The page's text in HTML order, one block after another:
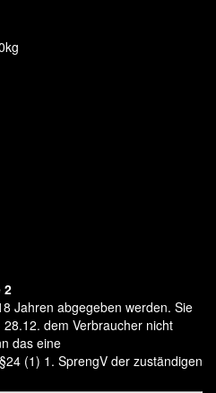
2
Jahren abgegeben werden. Sie
dem Verbraucher nicht
das eine
(1) 1. SprengV der zuständigen